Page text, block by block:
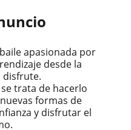
apasionada por
desde la
disfrute.
trata de hacerlo
formas de
y disfrutar el